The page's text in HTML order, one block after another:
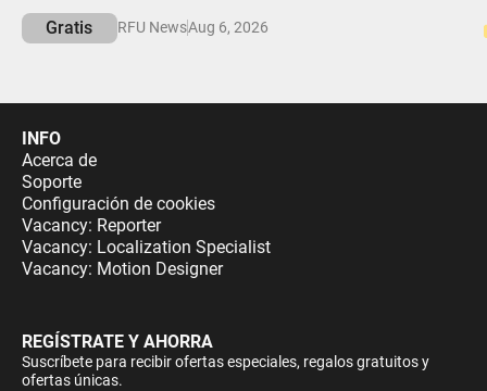
Gratis
RFU NewsAug 6, 2026
INFO
Acerca de
Soporte
Configuración de cookies
Vacancy: Reporter
Vacancy: Localization Specialist
Vacancy: Motion Designer
REGÍSTRATE Y AHORRA
Suscríbete para recibir ofertas especiales, regalos gratuitos y
ofertas únicas.